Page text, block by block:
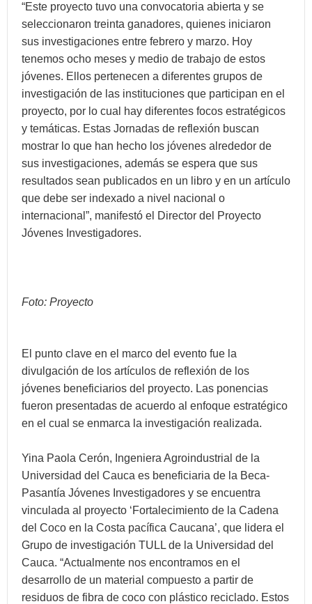
“Este proyecto tuvo una convocatoria abierta y se
seleccionaron treinta ganadores, quienes iniciaron
sus investigaciones entre febrero y marzo. Hoy
tenemos ocho meses y medio de trabajo de estos
jóvenes. Ellos pertenecen a diferentes grupos de
investigación de las instituciones que participan en el
proyecto, por lo cual hay diferentes focos estratégicos
y temáticas. Estas Jornadas de reflexión buscan
mostrar lo que han hecho los jóvenes alrededor de
sus investigaciones, además se espera que sus
resultados sean publicados en un libro y en un artículo
que debe ser indexado a nivel nacional o
internacional”, manifestó el Director del Proyecto
Jóvenes Investigadores.
Foto: Proyecto
El punto clave en el marco del evento fue la
divulgación de los artículos de reflexión de los
jóvenes beneficiarios del proyecto. Las ponencias
fueron presentadas de acuerdo al enfoque estratégico
en el cual se enmarca la investigación realizada.
Yina Paola Cerón, Ingeniera Agroindustrial de la
Universidad del Cauca es beneficiaria de la Beca-
Pasantía Jóvenes Investigadores y se encuentra
vinculada al proyecto ‘Fortalecimiento de la Cadena
del Coco en la Costa pacífica Caucana’, que lidera el
Grupo de investigación TULL de la Universidad del
Cauca. “Actualmente nos encontramos en el
desarrollo de un material compuesto a partir de
residuos de fibra de coco con plástico reciclado. Estos